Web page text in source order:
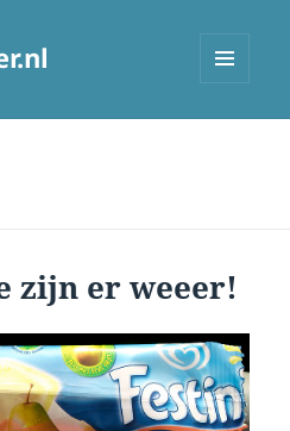
zijn er weeer!